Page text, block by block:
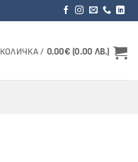
КОЛИЧКА / 0.00€(0.00 ЛВ.)